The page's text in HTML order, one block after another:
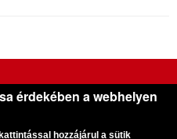
Kereskedés
alkatrészeinek kereskedésével
26. |Telefon: +36 (70) 3958621
érdekében a webhelyen
hozzájárul a sütik